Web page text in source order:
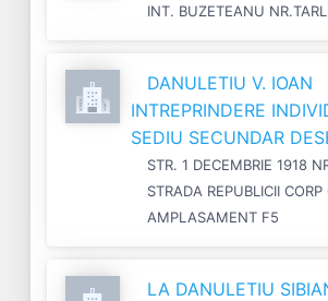
INT. BUZETEANU
DANULETIU V. IOAN
INTREPRINDERE
SEDIU SECUNDAR
STR. 1 DECEMBRIE 1918
STRADA REPUBLICII CORP
AMPLASAMENT F5
LA DANULETIU